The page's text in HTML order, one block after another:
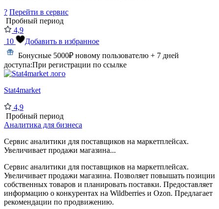
? Перейти в сервис
Пробный период
4,9
10
Добавить в избранное
Бонусные 5000₽ новому пользователю + 7 дней
доступа:При регистрации по ссылке
Stat4market
4,9
Пробный период
Аналитика для бизнеса
Сервис аналитики для поставщиков на маркетплейсах.
Увеличивает продажи магазина...
Сервис аналитики для поставщиков на маркетплейсах.
Увеличивает продажи магазина. Позволяет повышать позиции
собственных товаров и планировать поставки. Предоставляет
информацию о конкурентах на Wildberries и Ozon. Предлагает
рекомендации по продвижению.